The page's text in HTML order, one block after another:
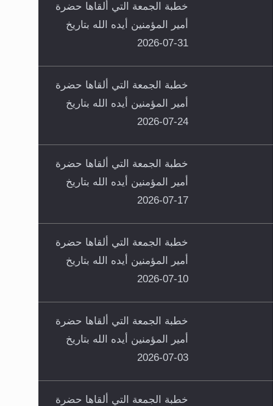
خطبة الجمعة التي ألقاها حضرة
أمير المؤمنين أيده الله بتاريخ
31-07-2026
خطبة الجمعة التي ألقاها حضرة
أمير المؤمنين أيده الله بتاريخ
24-07-2026
خطبة الجمعة التي ألقاها حضرة
أمير المؤمنين أيده الله بتاريخ
17-07-2026
خطبة الجمعة التي ألقاها حضرة
أمير المؤمنين أيده الله بتاريخ
10-07-2026
خطبة الجمعة التي ألقاها حضرة
أمير المؤمنين أيده الله بتاريخ
03-07-2026
خطبة الجمعة التي ألقاها حضرة